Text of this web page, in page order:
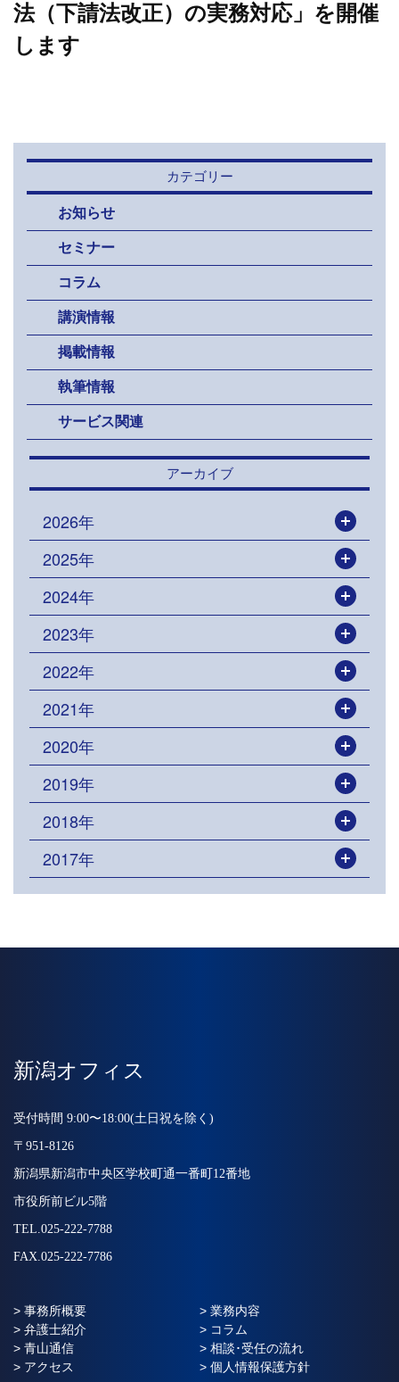
法（下請法改正）の実務対応」を開催
します
カテゴリー
お知らせ
セミナー
コラム
講演情報
掲載情報
執筆情報
サービス関連
アーカイブ
2026年
2025年
2024年
2023年
2022年
2021年
2020年
2019年
2018年
2017年
新潟オフィス
受付時間 9:00〜18:00(土日祝を除く)
〒951-8126
新潟県新潟市中央区学校町通一番町12番地
市役所前ビル5階
TEL.025-222-7788
FAX.025-222-7786
> 事務所概要
> 業務内容
> 弁護士紹介
> コラム
> 青山通信
> 相談･受任の流れ
> アクセス
> 個人情報保護方針